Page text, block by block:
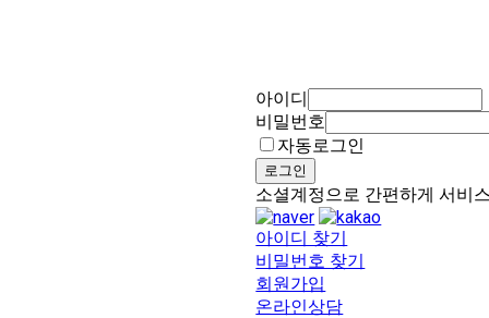
아이디
비밀번호
자동로그인
로그인
소셜계정으로 간편하게 서비
아이디 찾기
비밀번호 찾기
회원가입
온라인상담